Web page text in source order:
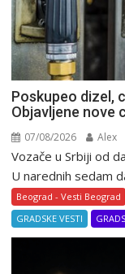
Poskupeo dizel,
Objavljene nove
07/08/2026 Alex
Vozače u Srbiji od
U narednih sedam
Beograd - Vesti Beograd
GRADSKE VESTI